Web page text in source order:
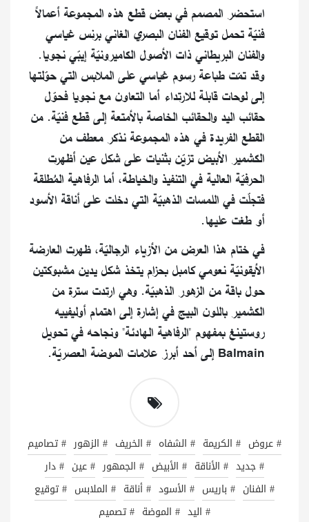
استحضر المصمم في بعض قطع هذه المجموعة أعمالاً
فنيّة تحمل توقيع الفنان البصري الغاني برنس غياسي
والفنان البريطاني ذات الأصول الكاميرونيّة إيبّي نجويا.
وقد تمّت طباعة رسوم غياسي على الملابس التي حوّلتها
إلى لوحات قابلة للارتداء أما التعاون مع نجويا فحوّل
حقائب اليد والحقائب الخاصة بالأمتعة إلى قطع فنيّة. من
القطع الفريدة في هذه المجموعة نذكر معطف من
الكشمير الأبيض تزيّن بثنيات على شكل عين أظهرت
الحرفيّة العالية في التنفيذ والخياطة، أما الرفاهية المُطلقة
فتجلّت في اللمسات الذهبيّة التي دخلت على أناقة الأسود
أو طغت عليها.
في ختام هذا العرض من الأزياء الرجاليّة، ظهرت العارضة
الأيقونيّة نعومي كامبل بحزام يتخذ شكل يدين مشبوكتين
حول باقة من الزهور الذهبيّة. وهي ارتدت سترة من
الكشمير باللون البيج في إشارة إلى اهتمام أوليفييه
روستينغ بمفهوم "الرفاهية الهادئة" ونجاحه في تحويل
Balmain إلى أحد أبرز علامات الموضة العصريّة.
# عروض # الكريمة # الشفاه # الخريف # الزهور # تصاميم
# جديد # الأناقة # الأبيض # الجمهور # عين # دار
# الفنان # باريس # الأسود # أناقة # الملابس # توقيع
# اليد # الموضة # تصميم